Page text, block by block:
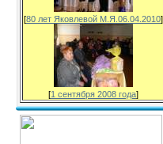
[80 лет Яковлевой М.Я.06.04.2010]
[1 сентября 2008 года]